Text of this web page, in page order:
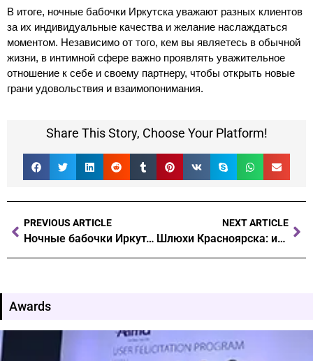
В итоге, ночные бабочки Иркутска уважают разных клиентов
за их индивидуальные качества и желание наслаждаться
моментом. Независимо от того, кем вы являетесь в обычной
жизни, в интимной сфере важно проявлять уважительное
отношение к себе и своему партнеру, чтобы открыть новые
грани удовольствия и взаимопонимания.
Share This Story, Choose Your Platform!
PREVIOUS ARTICLE
Ночные бабочки Иркутска: кто возвращается вновь и вновь?
NEXT ARTICLE
Шлюхи Красноярска: интимный досуг без чувств
Awards